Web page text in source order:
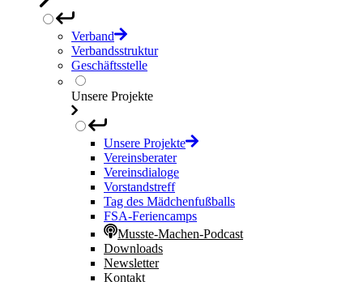
Verband
Verbandsstruktur
Geschäftsstelle
Unsere Projekte
Unsere Projekte
Vereinsberater
Vereinsdialoge
Vorstandstreff
Tag des Mädchenfußballs
FSA-Feriencamps
Musste-Machen-Podcast
Downloads
Newsletter
Kontakt